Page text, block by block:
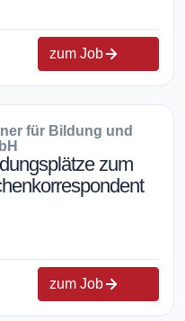
zum Job
für Bildung und
zum
zum Job